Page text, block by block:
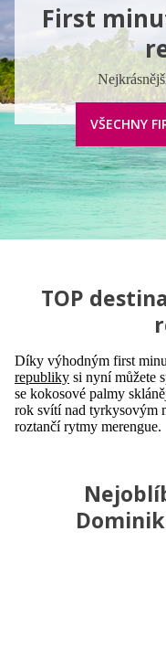
First
VŠECHNY
TOP
Díky výhodným first
republiky si nyní můžete
se kokosové palmy
rok svítí nad tyrkysovým
roztančí rytmy merengue.